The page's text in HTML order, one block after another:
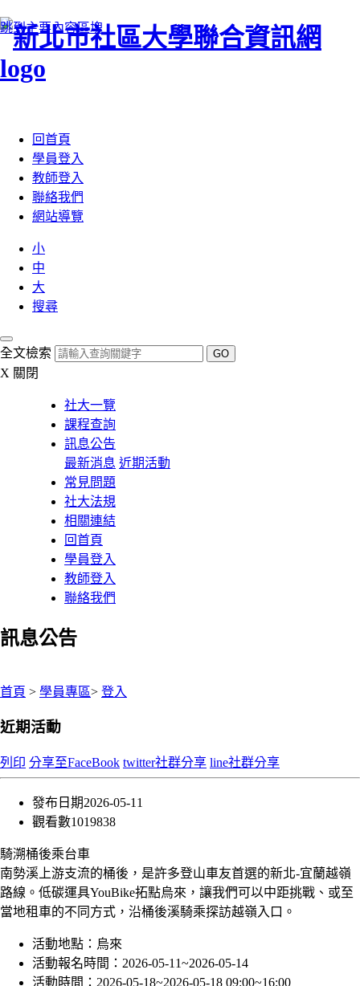
跳到主要內容區塊
回首頁
學員登入
教師登入
聯絡我們
網站導覽
小
中
大
搜尋
全文檢索 GO
X 關閉
社大一覽
課程查詢
訊息公告
最新消息 近期活動
常見問題
社大法規
相關連結
回首頁
學員登入
教師登入
聯絡我們
訊息公告
首頁 > 學員專區> 登入
近期活動
列印 分享至FaceBook twitter社群分享 line社群分享
發布日期2026-05-11
觀看數1019838
騎溯桶後乘台車
南勢溪上游支流的桶後，是許多登山車友首選的新北-宜蘭越嶺
路線。低碳運具YouBike拓點烏來，讓我們可以中距挑戰、或至
當地租車的不同方式，沿桶後溪騎乘探訪越嶺入口。
活動地點： 烏來
活動報名時間： 2026-05-11~2026-05-14
活動時間： 2026-05-18~2026-05-18 09:00~16:00